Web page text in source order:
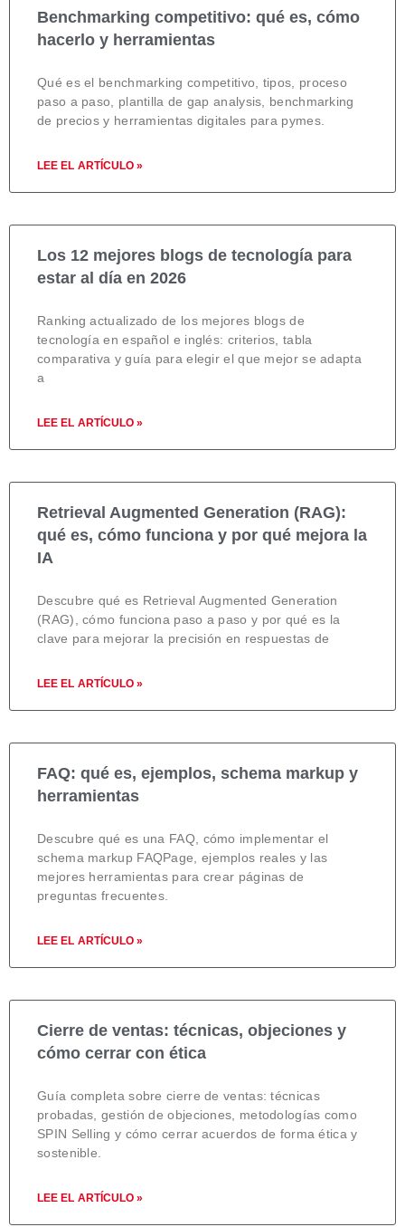
Benchmarking competitivo: qué es, cómo
hacerlo y herramientas
Qué es el benchmarking competitivo, tipos, proceso
paso a paso, plantilla de gap analysis, benchmarking
de precios y herramientas digitales para pymes.
LEE EL ARTÍCULO »
Los 12 mejores blogs de tecnología para
estar al día en 2026
Ranking actualizado de los mejores blogs de
tecnología en español e inglés: criterios, tabla
comparativa y guía para elegir el que mejor se adapta
a
LEE EL ARTÍCULO »
Retrieval Augmented Generation (RAG):
qué es, cómo funciona y por qué mejora la
IA
Descubre qué es Retrieval Augmented Generation
(RAG), cómo funciona paso a paso y por qué es la
clave para mejorar la precisión en respuestas de
LEE EL ARTÍCULO »
FAQ: qué es, ejemplos, schema markup y
herramientas
Descubre qué es una FAQ, cómo implementar el
schema markup FAQPage, ejemplos reales y las
mejores herramientas para crear páginas de
preguntas frecuentes.
LEE EL ARTÍCULO »
Cierre de ventas: técnicas, objeciones y
cómo cerrar con ética
Guía completa sobre cierre de ventas: técnicas
probadas, gestión de objeciones, metodologías como
SPIN Selling y cómo cerrar acuerdos de forma ética y
sostenible.
LEE EL ARTÍCULO »